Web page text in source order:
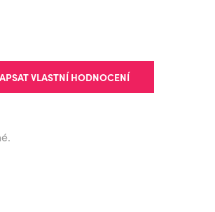
VLASTNÍ HODNOCENÍ